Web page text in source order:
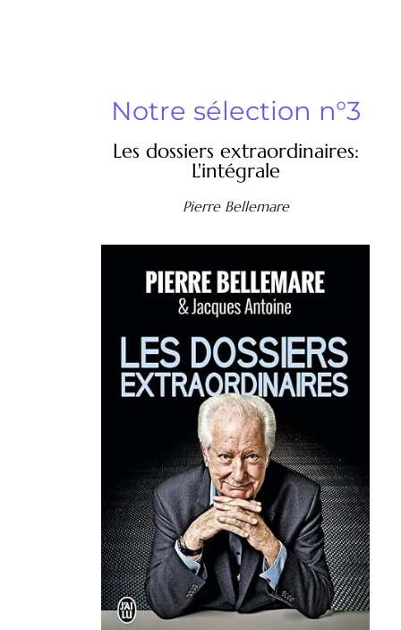
Notre sélection n°3
Les dossiers extraordinaires:
L'intégrale
Pierre Bellemare